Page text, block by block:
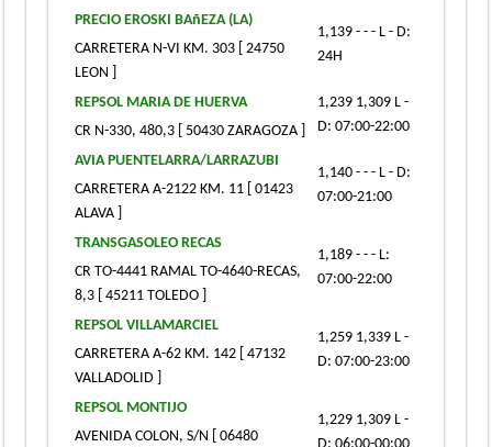
PRECIO EROSKI BAñEZA (LA)
CARRETERA N-VI KM. 303 [ 24750
LEON ]
1,139 - - - L - D:
24H
REPSOL MARIA DE HUERVA
CR N-330, 480,3 [ 50430 ZARAGOZA ]
1,239 1,309 L -
D: 07:00-22:00
AVIA PUENTELARRA/LARRAZUBI
CARRETERA A-2122 KM. 11 [ 01423
ALAVA ]
1,140 - - - L - D:
07:00-21:00
TRANSGASOLEO RECAS
CR TO-4441 RAMAL TO-4640-RECAS,
8,3 [ 45211 TOLEDO ]
1,189 - - - L:
07:00-22:00
REPSOL VILLAMARCIEL
CARRETERA A-62 KM. 142 [ 47132
VALLADOLID ]
1,259 1,339 L -
D: 07:00-23:00
REPSOL MONTIJO
AVENIDA COLON, S/N [ 06480
1,229 1,309 L -